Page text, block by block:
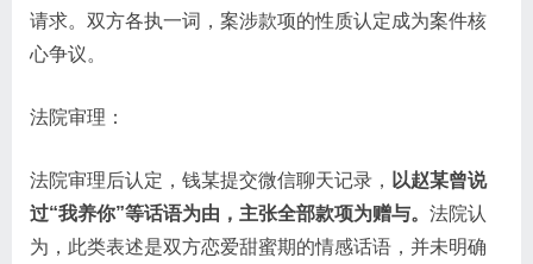
请求。双方各执一词，案涉款项的性质认定成为案件核
心争议。
法院审理：
法院审理后认定，钱某提交微信聊天记录， 以赵某曾说
过“我养你”等话语为由，主张全部款项为赠与。 法院认
为，此类表述是双方恋爱甜蜜期的情感话语，并未明确